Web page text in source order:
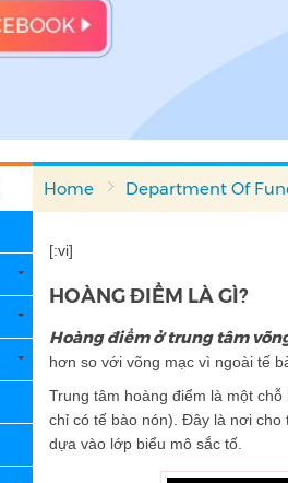
Home Department Of
[:vi]
HOÀNG ĐIỂM LÀ GÌ?
Hoàng điểm ở trung tâm
hơn so với võng mạc vì ngoài tế
Trung tâm hoàng điểm là một chỗ
chỉ có tế bào nón). Đây là nơi cho
dựa vào lớp biểu mô sắc tố.